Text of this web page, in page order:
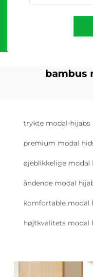
bambus
trykte modal-hijabs
premium modal
øjeblikkelige modal
åndende modal
komfortable modal
højtkvalitets modal